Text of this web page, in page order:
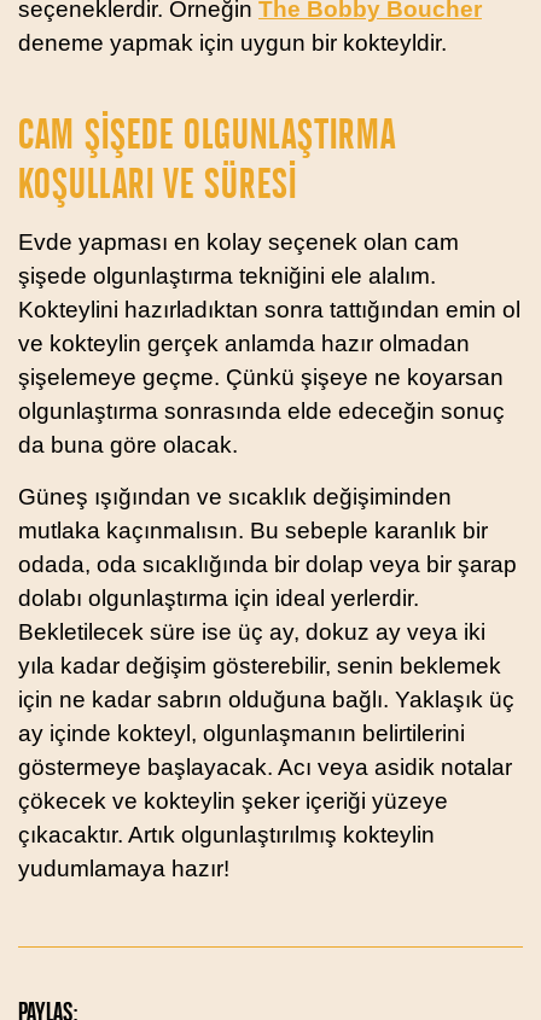
seçeneklerdir. Örneğin The Bobby Boucher
deneme yapmak için uygun bir kokteyldir.
CAM ŞIŞEDE OLGUNLAŞTIRMA
KOŞULLARI VE SÜRESI
Evde yapması en kolay seçenek olan cam
şişede olgunlaştırma tekniğini ele alalım.
Kokteylini hazırladıktan sonra tattığından emin ol
ve kokteylin gerçek anlamda hazır olmadan
şişelemeye geçme. Çünkü şişeye ne koyarsan
olgunlaştırma sonrasında elde edeceğin sonuç
da buna göre olacak.
Güneş ışığından ve sıcaklık değişiminden
mutlaka kaçınmalısın. Bu sebeple karanlık bir
odada, oda sıcaklığında bir dolap veya bir şarap
dolabı olgunlaştırma için ideal yerlerdir.
Bekletilecek süre ise üç ay, dokuz ay veya iki
yıla kadar değişim gösterebilir, senin beklemek
için ne kadar sabrın olduğuna bağlı. Yaklaşık üç
ay içinde kokteyl, olgunlaşmanın belirtilerini
göstermeye başlayacak. Acı veya asidik notalar
çökecek ve kokteylin şeker içeriği yüzeye
çıkacaktır. Artık olgunlaştırılmış kokteylin
yudumlamaya hazır!
PAYLAŞ: